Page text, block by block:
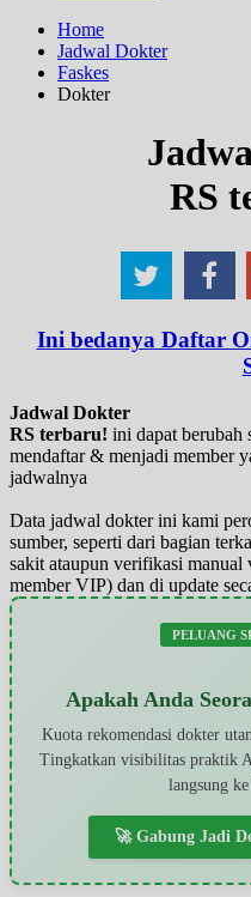
Home
Jadwal Dokter
Faskes
Dokter
RS
Ini bedanya Daftar
Jadwal Dokter
RS terbaru! ini dapat berubah
mendaftar & menjadi member
jadwalnya
Data jadwal dokter ini kami
sumber, seperti dari bagian
sakit ataupun verifikasi manual
member VIP) dan di update
PELUANG
Apakah Anda
Kuota rekomendasi dokter
Tingkatkan visibilitas praktik
langsung
🚀 Gabung Jadi